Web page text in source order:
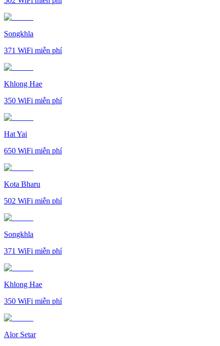
Songkhla
371 WiFi miễn phí
Khlong Hae
350 WiFi miễn phí
Hat Yai
650 WiFi miễn phí
Kota Bharu
502 WiFi miễn phí
Songkhla
371 WiFi miễn phí
Khlong Hae
350 WiFi miễn phí
Alor Setar